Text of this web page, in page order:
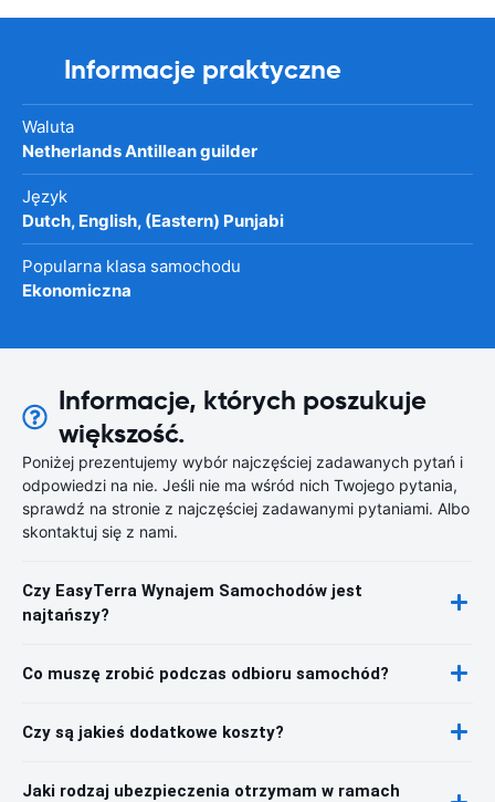
Informacje praktyczne
Waluta
Netherlands Antillean guilder
Język
Dutch, English, (Eastern) Punjabi
Popularna klasa samochodu
Ekonomiczna
Informacje, których poszukuje
większość.
Poniżej prezentujemy wybór najczęściej zadawanych pytań i
odpowiedzi na nie. Jeśli nie ma wśród nich Twojego pytania,
sprawdź na stronie z najczęściej zadawanymi pytaniami. Albo
skontaktuj się z nami.
Czy EasyTerra Wynajem Samochodów jest
najtańszy?
Co muszę zrobić podczas odbioru samochód?
Czy są jakieś dodatkowe koszty?
Jaki rodzaj ubezpieczenia otrzymam w ramach